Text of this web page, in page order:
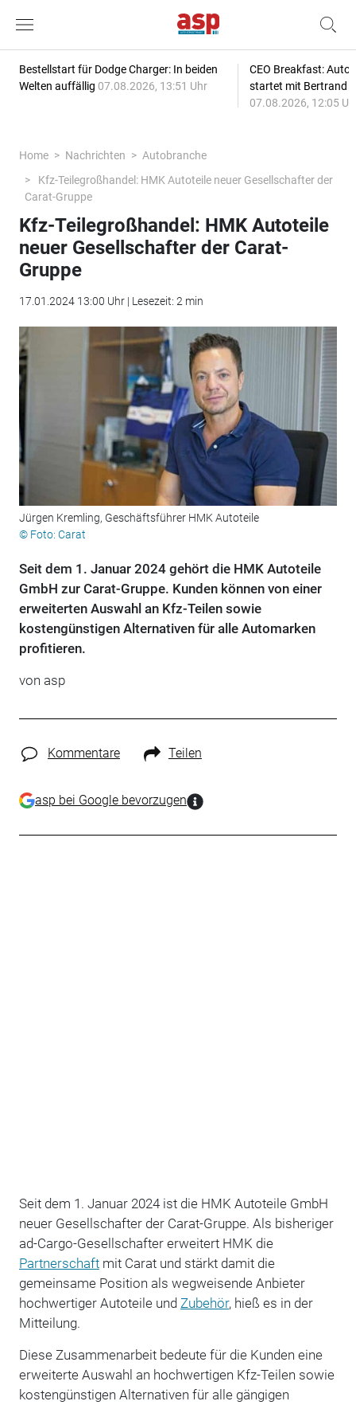
Bestellstart für Dodge Charger: In beiden
Welten auffällig 07.08.2026, 13:51 Uhr
CEO Breakfast:
startet mit Bertrand
07.08.2026, 12:05
Home Nachrichten
Autobranche
Kfz-Teilegroßhandel: HMK Autoteile neuer Gesellschafter der
Carat-Gruppe
Kfz-Teilegroßhandel: HMK Autoteile
neuer Gesellschafter der Carat-
Gruppe
17.01.2024 13:00 Uhr | Lesezeit: 2 min
Jürgen Kremling, Geschäftsführer HMK Autoteile
© Foto: Carat
Seit dem 1. Januar 2024 gehört die HMK Autoteile
GmbH zur Carat-Gruppe. Kunden können von einer
erweiterten Auswahl an Kfz-Teilen sowie
kostengünstigen Alternativen für alle Automarken
profitieren.
von asp
Kommentare Teilen
asp bei Google bevorzugen
Seit dem 1. Januar 2024 ist die HMK Autoteile GmbH
neuer Gesellschafter der Carat-Gruppe. Als bisheriger
ad-Cargo-Gesellschafter erweitert HMK die
Partnerschaftmit Carat und stärkt damit die
gemeinsame Position als wegweisende Anbieter
hochwertiger Autoteile und Zubehör, hieß es in der
Mitteilung.
Diese Zusammenarbeit bedeute für die Kunden eine
erweiterte Auswahl an hochwertigen Kfz-Teilen sowie
kostengünstigen Alternativen für alle gängigen